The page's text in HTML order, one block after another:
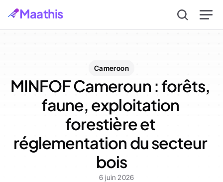
Maathis
Cameroon
MINFOF Cameroun : forêts,
faune, exploitation
forestière et
réglementation du secteur
bois
6 juin 2026